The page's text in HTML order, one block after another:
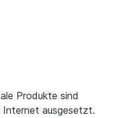
Produkte sind
Internet ausgesetzt.